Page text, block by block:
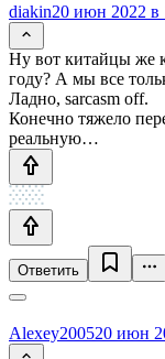
diakin20 июн 2022 в
Ну вот китайцы же
году? А мы все
Ладно, sarcasm off.
Конечно тяжело
реальную…
Ответить
Alexey200520 июн